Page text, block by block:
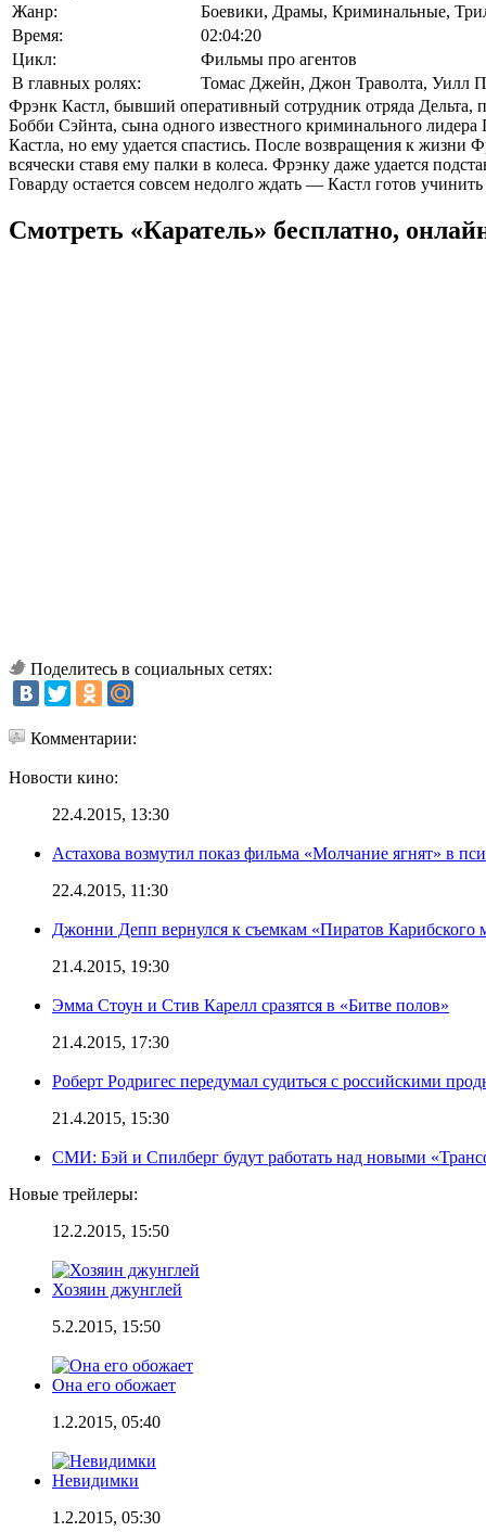
Жанр:
Боевики, Драмы, Криминальные,
Время:
02:04:20
Цикл:
Фильмы про агентов
В главных ролях:
Томас Джейн, Джон Траволта, Уилл
Фрэнк Кастл, бывший оперативный сотрудник отряда Дельта,
Бобби Сэйнта, сына одного известного криминального
Кастла, но ему удается спастись. После возвращения к жизни
всячески ставя ему палки в колеса. Фрэнку даже удается
Говарду остается совсем недолго ждать — Кастл готов учинить
Смотреть «Каратель» бесплатно,
Поделитесь в социальных сетях:
Комментарии:
Новости кино:
22.4.2015, 13:30
Астахова возмутил показ фильма «Молчание ягнят» в
22.4.2015, 11:30
Джонни Депп вернулся к съемкам «Пиратов Карибского
21.4.2015, 19:30
Эмма Стоун и Стив Карелл сразятся в «Битве полов»
21.4.2015, 17:30
Роберт Родригес передумал судиться с российскими
21.4.2015, 15:30
СМИ: Бэй и Спилберг будут работать над новыми
Новые трейлеры:
12.2.2015, 15:50
Хозяин джунглей
5.2.2015, 15:50
Она его обожает
1.2.2015, 05:40
Невидимки
1.2.2015, 05:30